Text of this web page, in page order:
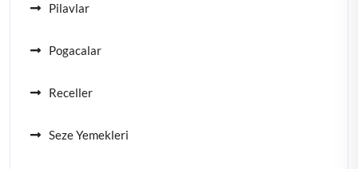
Pilavlar
Pogacalar
Receller
Seze Yemekleri